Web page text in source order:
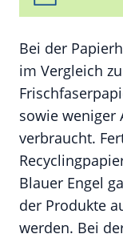
Bei der
im Vergleich
sowie weniger
verbraucht.
Blauer Engel
der Produkte
werden. Bei